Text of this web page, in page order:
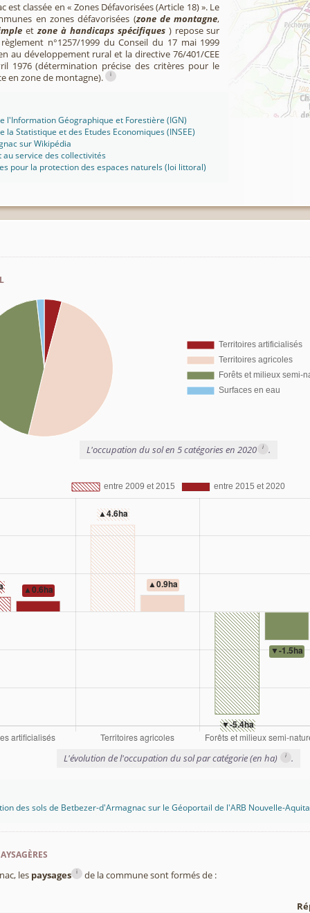
est classée en « Zones Défavorisées (Article 18) ». Le
en zones défavorisées (zone de montagne,
etzone à handicaps spécifiques) repose sur
n°1257/1999 du Conseil du 17 mai 1999
au développement rural et la directive 76/401/CEE
1976 (détermination précise des critères pour le
en zone de montagne).
i
l'Information Géographique et Forestière (IGN)
la Statistique et des Etudes Economiques (INSEE)
sur Wikipédia
au service des collectivités
pour la protection des espaces naturels (loi littoral)
L'occupation du sol en 5 catégories en 2020 i .
L'évolution de l'occupation du sol par catégorie (en ha) i .
des sols de Betbezer-d'Armagnac sur le Géoportail de l'ARB Nouvelle-
les paysages i de la commune sont formés de :